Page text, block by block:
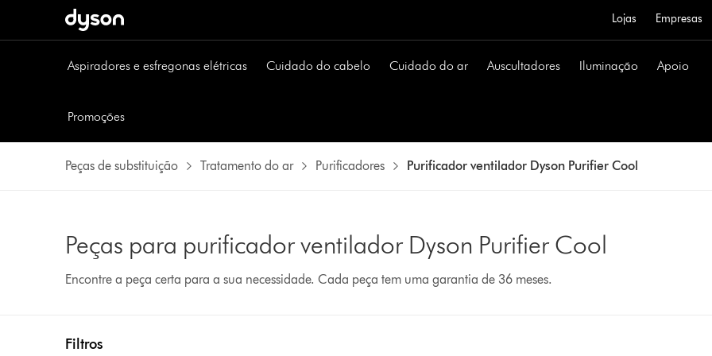
Lojas Empresas
Aspiradores e esfregonas elétricas Cuidado do cabelo Cuidado do ar Auscultadores Iluminação Apoio
Promoções
Peças de substituição Tratamento do ar Purificadores Purificador ventilador Dyson Purifier Cool
Peças para purificador ventilador Dyson Purifier Cool
Encontre a peça certa para a sua necessidade. Cada peça tem uma garantia de 36 meses.
Filtros